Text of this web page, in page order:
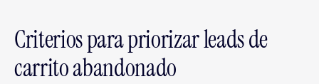
Criterios para priorizar leads de
carrito abandonado